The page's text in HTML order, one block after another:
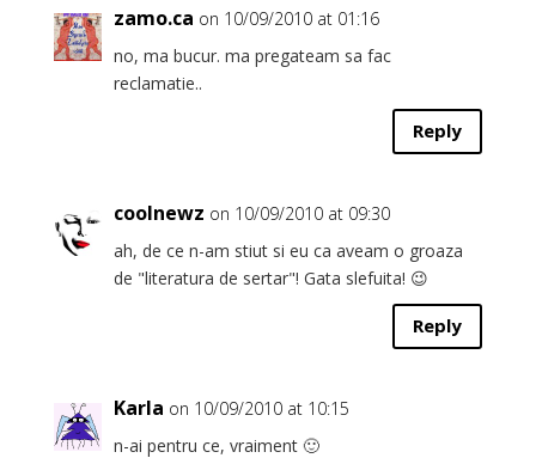
zamo.ca on 10/09/2010 at 01:16
no, ma bucur. ma pregateam sa fac
reclamatie..
Reply
coolnewz on 10/09/2010 at 09:30
ah, de ce n-am stiut si eu ca aveam o groaza
de "literatura de sertar"! Gata slefuita! 😉
Reply
Karla on 10/09/2010 at 10:15
n-ai pentru ce, vraiment 🙂